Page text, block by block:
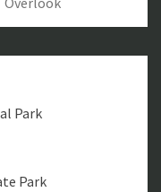
Park
Park